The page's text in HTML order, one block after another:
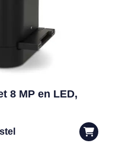
8 MP en LED,